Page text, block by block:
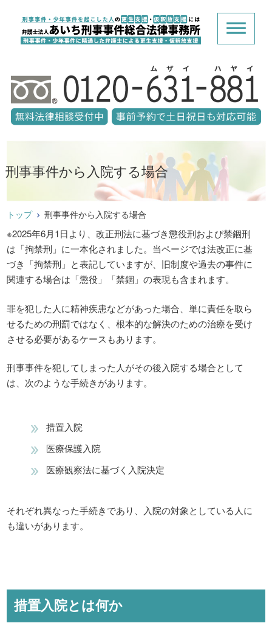
刑事事件から入院する場合
トップ 刑事事件から入院する場合
※2025年6月1日より、改正刑法に基づき懲役刑および禁錮刑
は「拘禁刑」に一本化されました。当ページでは法改正に基
づき「拘禁刑」と表記していますが、旧制度や過去の事件に
関連する場合は「懲役」「禁錮」の表現も含まれます。
罪を犯した人に精神疾患などがあった場合、単に責任を取ら
せるための刑罰ではなく、根本的な解決のための治療を受け
させる必要があるケースもあります。
刑事事件を犯してしまった人がその後入院する場合として
は、次のような手続きがあります。
措置入院
医療保護入院
医療観察法に基づく入院決定
それぞれ異なった手続きであり、入院の対象としている人に
も違いがあります。
措置入院とは何か